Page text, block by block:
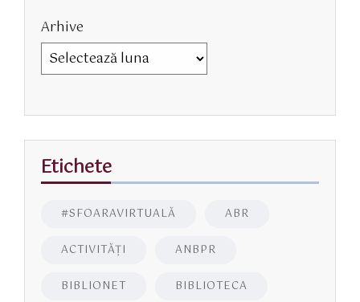
Arhive
Etichete
#SFOARAVIRTUALĂ ABR
ACTIVITĂŢI ANBPR
BIBLIONET BIBLIOTECA